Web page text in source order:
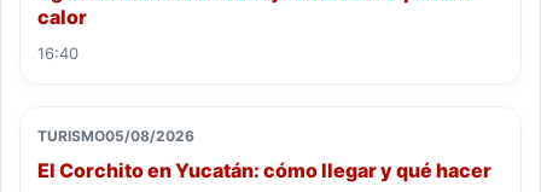
calor
16:40
TURISMO05/08/2026
El Corchito en Yucatán: cómo llegar y qué hacer